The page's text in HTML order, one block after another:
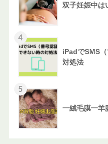
双子妊娠中は
4
iPadでSMS
対処法
5
一絨毛膜一羊